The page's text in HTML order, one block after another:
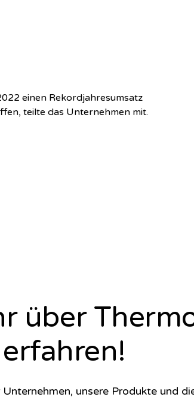
einen Rekordjahresumsatz
teilte das Unternehmen mit.
über
erfahren!
unsere Produkte und